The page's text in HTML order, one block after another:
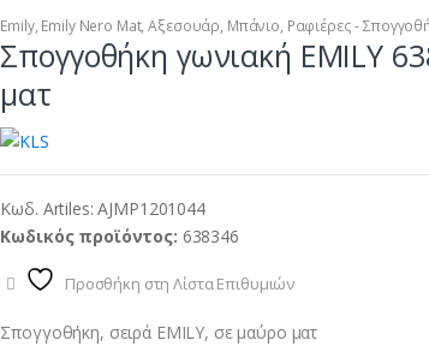
Emily, Emily Nero Mat,Αξεσουάρ, Μπάνιο, Ραφιέρες -
Σπογγοθήκη γωνιακή EMILY
ματ
Κωδ. Artiles: AJMP1201044
Κωδικός προϊόντος: 638346
Προσθήκη στη Λίστα Επιθυμιών
Σπογγοθήκη, σειρά EMILY, σε μαύρο ματ